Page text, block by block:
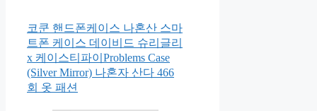
코쿤 핸드폰케이스 나혼산 스마
트폰 케이스 데이비드 슈리글리
x 케이스티파이Problems Case
(Silver Mirror) 나혼자 산다 466
회 옷 패션